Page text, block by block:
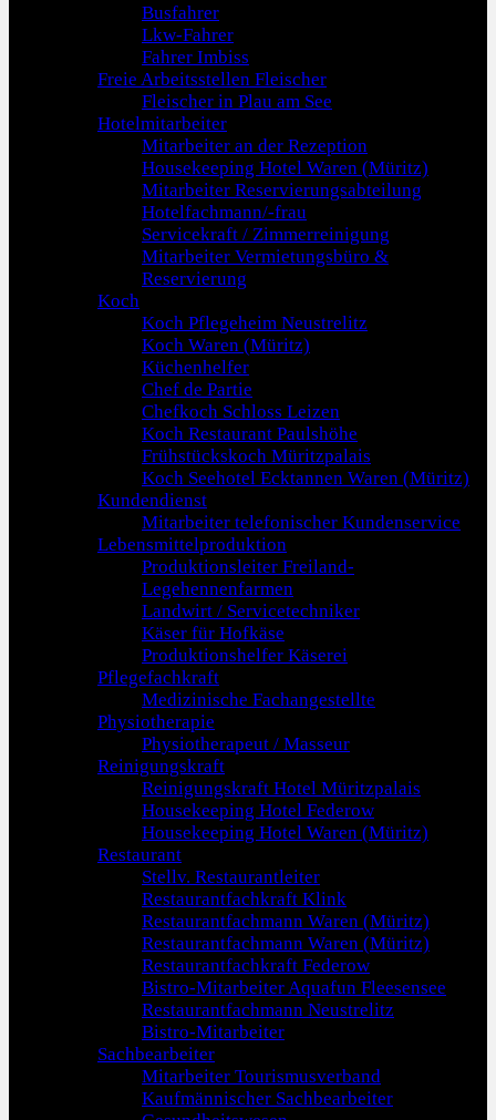
Busfahrer
Lkw-Fahrer
Fahrer Imbiss
Freie Arbeitsstellen Fleischer
Fleischer in Plau am See
Hotelmitarbeiter
Mitarbeiter an der Rezeption
Housekeeping Hotel Waren (Müritz)
Mitarbeiter Reservierungsabteilung
Hotelfachmann/-frau
Servicekraft / Zimmerreinigung
Mitarbeiter Vermietungsbüro &
Reservierung
Koch
Koch Pflegeheim Neustrelitz
Koch Waren (Müritz)
Küchenhelfer
Chef de Partie
Chefkoch Schloss Leizen
Koch Restaurant Paulshöhe
Frühstückskoch Müritzpalais
Koch Seehotel Ecktannen Waren (Müritz)
Kundendienst
Mitarbeiter telefonischer Kundenservice
Lebensmittelproduktion
Produktionsleiter Freiland-
Legehennenfarmen
Landwirt / Servicetechniker
Käser für Hofkäse
Produktionshelfer Käserei
Pflegefachkraft
Medizinische Fachangestellte
Physiotherapie
Physiotherapeut / Masseur
Reinigungskraft
Reinigungskraft Hotel Müritzpalais
Housekeeping Hotel Federow
Housekeeping Hotel Waren (Müritz)
Restaurant
Stellv. Restaurantleiter
Restaurantfachkraft Klink
Restaurantfachmann Waren (Müritz)
Restaurantfachmann Waren (Müritz)
Restaurantfachkraft Federow
Bistro-Mitarbeiter Aquafun Fleesensee
Restaurantfachmann Neustrelitz
Bistro-Mitarbeiter
Sachbearbeiter
Mitarbeiter Tourismusverband
Kaufmännischer Sachbearbeiter